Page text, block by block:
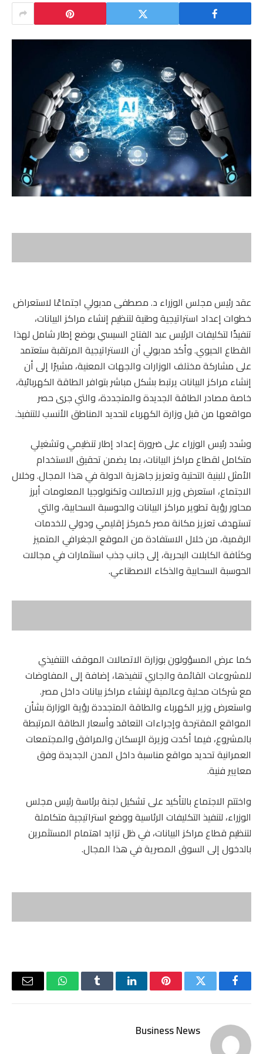
عقد رئيس مجلس الوزراء د. مصطفى مدبولي اجتماعًا لاستعراض
خطوات إعداد استراتيجية وطنية لتنظيم إنشاء مراكز البيانات،
تنفيذًا لتكليفات الرئيس عبد الفتاح السيسي بوضع إطار شامل لهذا
القطاع الحيوي. وأكد مدبولي أن الاستراتيجية المرتقبة ستعتمد
على مشاركة مختلف الوزارات والجهات المعنية، مشيرًا إلى أن
إنشاء مراكز البيانات يرتبط بشكل مباشر بتوافر الطاقة الكهربائية،
خاصة مصادر الطاقة الجديدة والمتجددة، والتي جرى حصر
مواقعها من قبل وزارة الكهرباء لتحديد المناطق الأنسب للتنفيذ.
وشدد رئيس الوزراء على ضرورة إعداد إطار تنظيمي وتشغيلي
متكامل لقطاع مراكز البيانات، بما يضمن تحقيق الاستخدام
الأمثل للبنية التحتية وتعزيز جاهزية الدولة في هذا المجال. وخلال
الاجتماع، استعرض وزير الاتصالات وتكنولوجيا المعلومات أبرز
محاور رؤية تطوير مراكز البيانات والحوسبة السحابية، والتي
تستهدف تعزيز مكانة مصر كمركز إقليمي ودولي للخدمات
الرقمية، من خلال الاستفادة من الموقع الجغرافي المتميز
وكثافة الكابلات البحرية، إلى جانب جذب استثمارات في مجالات
الحوسبة السحابية والذكاء الاصطناعي.
كما عرض المسؤولون بوزارة الاتصالات الموقف التنفيذي
للمشروعات القائمة والجاري تنفيذها، إضافة إلى المفاوضات
مع شركات محلية وعالمية لإنشاء مراكز بيانات داخل مصر.
واستعرض وزير الكهرباء والطاقة المتجددة رؤية الوزارة بشأن
المواقع المقترحة وإجراءات التعاقد وأسعار الطاقة المرتبطة
بالمشروع، فيما أكدت وزيرة الإسكان والمرافق والمجتمعات
العمرانية تحديد مواقع مناسبة داخل المدن الجديدة وفق
معايير فنية.
واختتم الاجتماع بالتأكيد على تشكيل لجنة برئاسة رئيس مجلس
الوزراء، لتنفيذ التكليفات الرئاسية ووضع استراتيجية متكاملة
لتنظيم قطاع مراكز البيانات، في ظل تزايد اهتمام المستثمرين
بالدخول إلى السوق المصرية في هذا المجال.
فيسبوكتويتر بينتيريستلينكدإن Tumblr واتسابالبريد
Business News